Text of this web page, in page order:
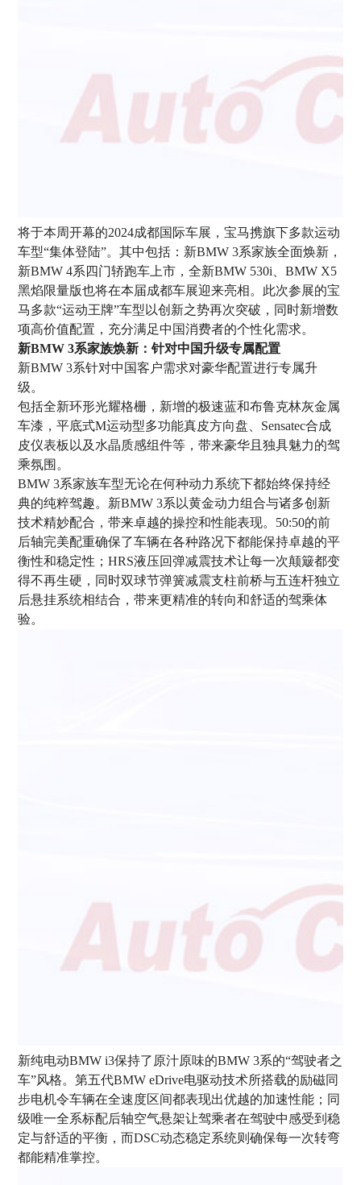
将于本周开幕的2024成都国际车展，宝马携旗下多款运动
车型“集体登陆”。其中包括：新BMW 3系家族全面焕新，
新BMW 4系四门轿跑车上市，全新BMW 530i、BMW X5
黑焰限量版也将在本届成都车展迎来亮相。此次参展的宝
马多款“运动王牌”车型以创新之势再次突破，同时新增数
项高价值配置，充分满足中国消费者的个性化需求。
新BMW 3系家族焕新：针对中国升级专属配置
新BMW 3系针对中国客户需求对豪华配置进行专属升
级。
包括全新环形光耀格栅，新增的极速蓝和布鲁克林灰金属
车漆，平底式M运动型多功能真皮方向盘、Sensatec合成
皮仪表板以及水晶质感组件等，带来豪华且独具魅力的驾
乘氛围。
BMW 3系家族车型无论在何种动力系统下都始终保持经
典的纯粹驾趣。新BMW 3系以黄金动力组合与诸多创新
技术精妙配合，带来卓越的操控和性能表现。50:50的前
后轴完美配重确保了车辆在各种路况下都能保持卓越的平
衡性和稳定性；HRS液压回弹减震技术让每一次颠簸都变
得不再生硬，同时双球节弹簧减震支柱前桥与五连杆独立
后悬挂系统相结合，带来更精准的转向和舒适的驾乘体
验。
新纯电动BMW i3保持了原汁原味的BMW 3系的“驾驶者之
车”风格。第五代BMW eDrive电驱动技术所搭载的励磁同
步电机令车辆在全速度区间都表现出优越的加速性能；同
级唯一全系标配后轴空气悬架让驾乘者在驾驶中感受到稳
定与舒适的平衡，而DSC动态稳定系统则确保每一次转弯
都能精准掌控。